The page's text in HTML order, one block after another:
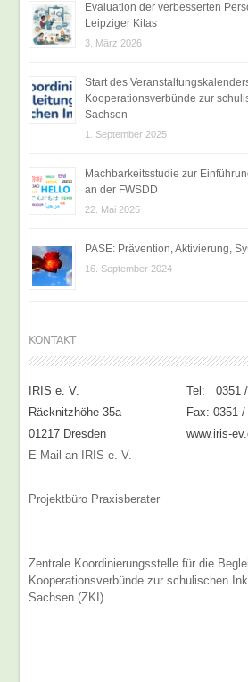
Evaluation der verbesserten
Leipziger Kitas
3. März 2026
Start des
Kooperationsverbünde zur
Sachsen
1. September 2025
Machbarkeitsstudie zur
an der FWSDD
22. Mai 2025
PASE: Prävention, Aktivierung,
16. September 2024
KONTAKT
IRIS e. V.
Tel: 0351 /
Räcknitzhöhe 35a
Fax: 0351
01217 Dresden
www.iris-
E-Mail an IRIS e. V.
Projektbüro Praxisberater
Zentrale Koordinierungsstelle für die
Kooperationsverbünde zur schulischen
Sachsen (ZKI)